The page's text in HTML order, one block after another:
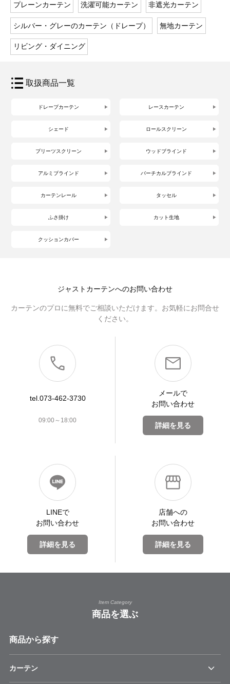
プレーンカーテン 洗濯可能カーテン 非遮光カーテン
シルバー・グレーのカーテン（ドレープ） 無地カーテン
リビング・ダイニング
取扱商品一覧
ドレープカーテン レースカーテン
シェード ロールスクリーン
プリーツスクリーン ウッドブラインド
アルミブラインド バーチカルブラインド
カーテンレール タッセル
ふさ掛け カット生地
クッションカバー
ジャストカーテンへのお問い合わせ
カーテンのプロに無料でご相談いただけます。お気軽にお問合せ
ください。
tel.073-462-3730
09:00～18:00
メールで
お問い合わせ
詳細を見る
LINEで
お問い合わせ
詳細を見る
店舗への
お問い合わせ
詳細を見る
Item Category
商品を選ぶ
商品から探す
カーテン